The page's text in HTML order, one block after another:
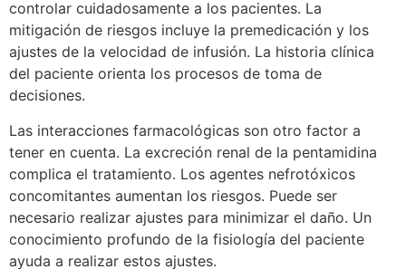
controlar cuidadosamente a los pacientes. La
mitigación de riesgos incluye la premedicación y los
ajustes de la velocidad de infusión. La historia clínica
del paciente orienta los procesos de toma de
decisiones.
Las interacciones farmacológicas son otro factor a
tener en cuenta. La excreción renal de la pentamidina
complica el tratamiento. Los agentes nefrotóxicos
concomitantes aumentan los riesgos. Puede ser
necesario realizar ajustes para minimizar el daño. Un
conocimiento profundo de la fisiología del paciente
ayuda a realizar estos ajustes.